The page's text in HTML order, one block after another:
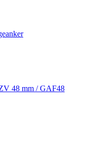
48 mm / GAF48